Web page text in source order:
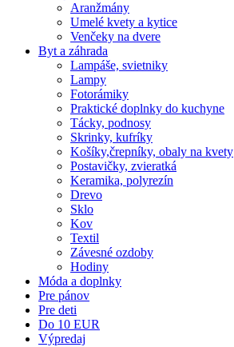
Aranžmány
Umelé kvety a kytice
Venčeky na dvere
Byt a záhrada
Lampáše, svietniky
Lampy
Fotorámiky
Praktické doplnky do kuchyne
Tácky, podnosy
Skrinky, kufríky
Košíky,črepníky, obaly na kvety
Postavičky, zvieratká
Keramika, polyrezín
Drevo
Sklo
Kov
Textil
Závesné ozdoby
Hodiny
Móda a doplnky
Pre pánov
Pre deti
Do 10 EUR
Výpredaj